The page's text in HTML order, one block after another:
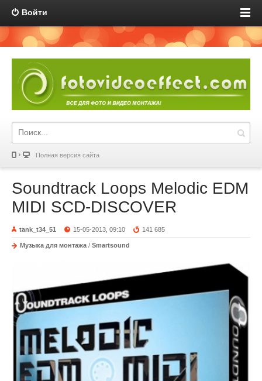
Войти
Полная версия сайта
Soundtrack Loops Melodic EDM
MIDI SCD-DISCOVER
tank_t34_51 15-05-2013, 09:10 141 685
Музыка для монтажа / Smartsound